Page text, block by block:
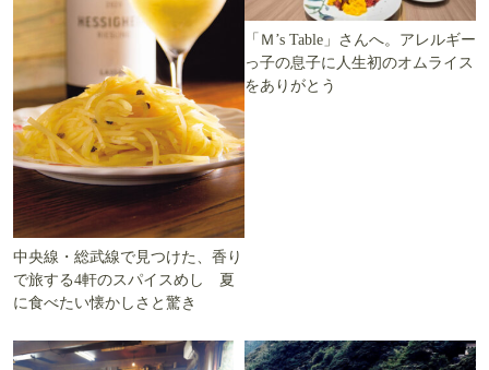
中央線・総武線で見つけた、香り
で旅する4軒のスパイスめし 夏
に食べたい懐かしさと驚き
「Ｍ’s Table」さんへ。アレルギー
っ子の息子に人生初のオムライス
をありがとう